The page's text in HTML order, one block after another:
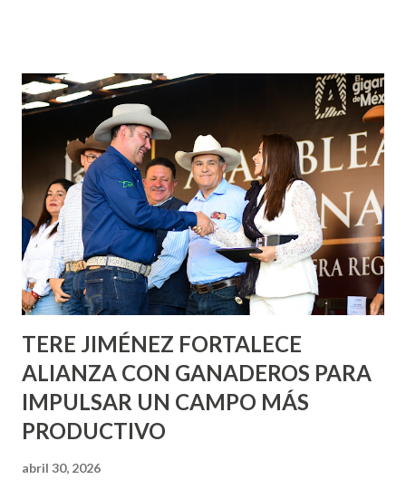
Corazón Urbano y el Municipio capital. Leo Montañez
informó que en este programa se usarán cerca de 90 mil
metros cuadrados de pintura, para dar inicio en la calle
Nieto, entre Jesús F. Elizondo y la calle 22 de Octubre, con
lo que se aplicará pintura en 66 casas. Posteriormente se
llevará este programa a Villas de Nuestra Señora de la
Asunción, Avenida Alameda y Decreto 27 de Septiembre, en
los edificios FOVISSSTE Ojo de Agua, en la comunidad
Norias de Paso Hondo y en los edificios de...
TERE JIMÉNEZ FORTALECE
ALIANZA CON GANADEROS PARA
IMPULSAR UN CAMPO MÁS
PRODUCTIVO
abril 30, 2026